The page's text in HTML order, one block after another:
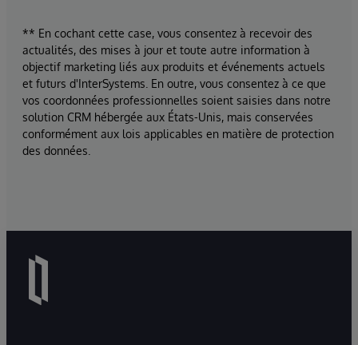
** En cochant cette case, vous consentez à recevoir des
actualités, des mises à jour et toute autre information à
objectif marketing liés aux produits et événements actuels
et futurs d'InterSystems. En outre, vous consentez à ce que
vos coordonnées professionnelles soient saisies dans notre
solution CRM hébergée aux États-Unis, mais conservées
conformément aux lois applicables en matière de protection
des données.